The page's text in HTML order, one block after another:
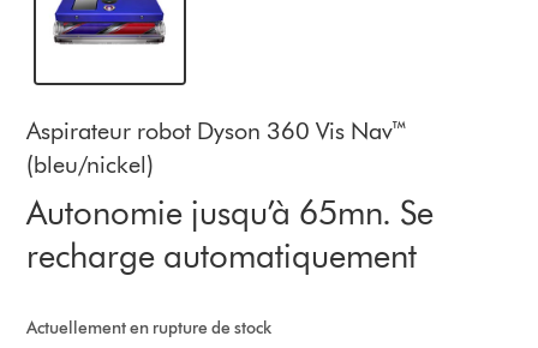
Aspirateur robot Dyson 360 Vis Nav™
(bleu/nickel)
Autonomie jusqu’à 65mn. Se
recharge automatiquement
Actuellement en rupture de stock